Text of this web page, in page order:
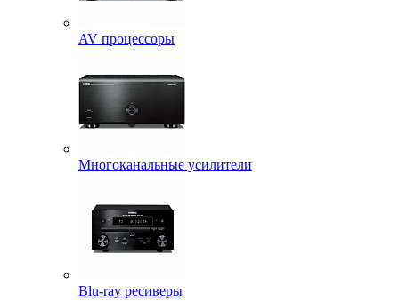
AV процессоры
Многоканальные усилители
Blu-ray ресиверы